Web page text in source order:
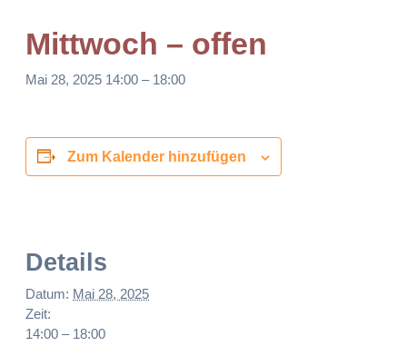
Mittwoch – offen
Mai 28, 2025 14:00 – 18:00
Zum Kalender hinzufügen
Details
Datum: Mai 28, 2025
Zeit:
14:00 – 18:00